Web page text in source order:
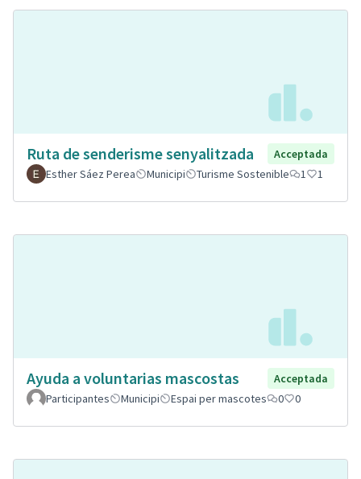
Ruta de senderisme senyalitzada
Acceptada
Esther Sáez Perea
Municipi Turisme Sostenible 1 1
Ayuda a voluntarias mascostas
Acceptada
Participantes
Municipi Espai per mascotes 0 0